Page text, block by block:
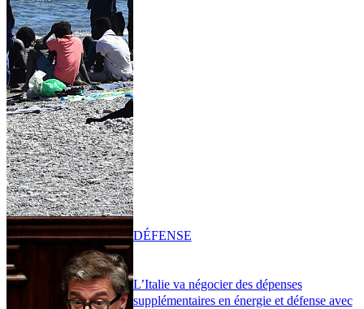
L’Italie va négocier des dépenses
supplémentaires en énergie et défense avec
DÉFENSE